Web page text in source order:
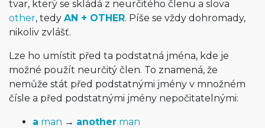
tvar, který se skládá z neurčitého členu a slova
other, tedy AN + OTHER. Píše se vždy dohromady,
nikoliv zvlášť.
Lze ho umístit před ta podstatná jména, kde je
možné použít neurčitý člen. To znamená, že
nemůže stát před podstatnými jmény v množném
čísle a před podstatnými jmény nepočitatelnými:
a man → another man